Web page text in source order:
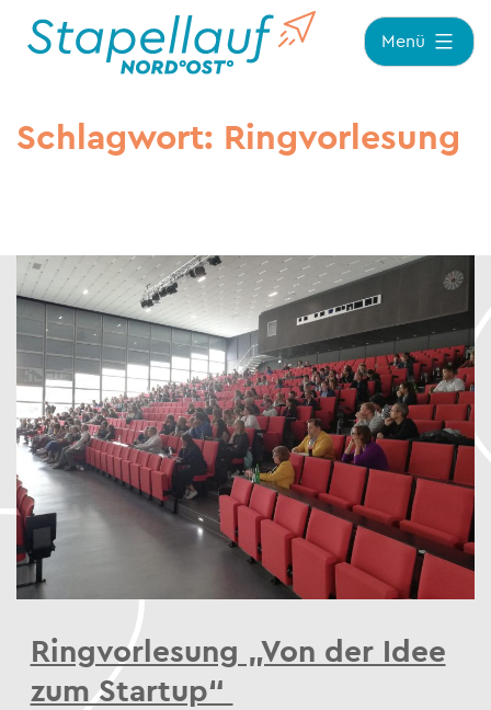
Inhalt
Menü
Schlagwort: Ringvorlesung
Ringvorlesung „Von der Idee
zum Startup“